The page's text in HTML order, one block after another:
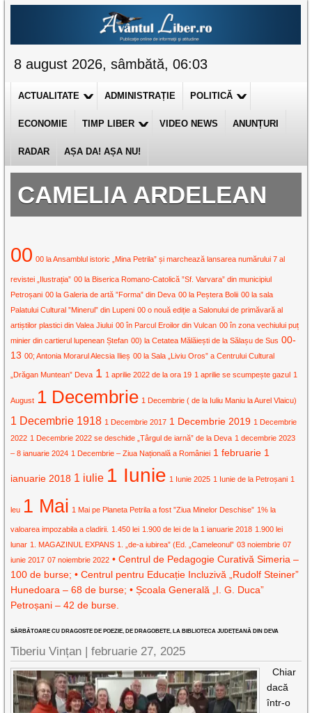
8 august 2026, sâmbătă, 06:03
ACTUALITATE ADMINISTRAȚIE POLITICĂ
ECONOMIE TIMP LIBER VIDEO NEWS ANUNȚURI
RADAR AȘA DA! AȘA NU!
CAMELIA ARDELEAN
00 00 la Ansamblul istoric „Mina Petrila” și marchează lansarea numărului 7 al
revistei „Ilustrația” 00 la Biserica Romano-Catolică ”Sf. Varvara” din municipiul
Petroșani 00 la Galeria de artă ”Forma” din Deva 00 la Peștera Bolii 00 la sala
Palatului Cultural ”Minerul” din Lupeni 00 o nouă ediție a Salonului de primăvară al
artiștilor plastici din Valea Jiului 00 în Parcul Eroilor din Vulcan 00 în zona vechiului puț
minier din cartierul lupenean Ștefan 00) la Cetatea Mălăiești de la Sălașu de Sus 00-
13 00; Antonia Morarul Alecsia Ilieș 00 la Sala „Liviu Oros” a Centrului Cultural
„Drăgan Muntean” Deva 1 1 aprilie 2022 de la ora 19 1 aprilie se scumpește gazul 1
August 1 Decembrie 1 Decembrie ( de la Iuliu Maniu la Aurel Vlaicu)
1 Decembrie 1918 1 Decembrie 2017 1 Decembrie 2019 1 Decembrie
2022 1 Decembrie 2022 se deschide „Târgul de iarnă” de la Deva 1 decembrie 2023
– 8 ianuarie 2024 1 Decembrie – Ziua Națională a României 1 februarie 1
ianuarie 2018 1 iulie 1 Iunie 1 Iunie 2025 1 Iunie de la Petroșani 1
leu 1 Mai 1 Mai pe Planeta Petrila a fost ”Ziua Minelor Deschise” 1% la
valoarea impozabila a cladirii. 1.450 lei 1.900 de lei de la 1 ianuarie 2018 1.900 lei
lunar 1. MAGAZINUL EXPANS 1. „de-a iubirea” (Ed. „Cameleonul” 03 noiembrie 07
iunie 2017 07 noiembrie 2022 • Centrul de Pedagogie Curativă Simeria –
100 de burse; • Centrul pentru Educație Incluzivă „Rudolf Steiner”
Hunedoara – 68 de burse; • Școala Generală „I. G. Duca”
Petroșani – 42 de burse.
SĂRBĂTOARE CU DRAGOSTE DE POEZIE, DE DRAGOBETE, LA BIBLIOTECA JUDEȚEANĂ DIN DEVA
Tiberiu Vințan |februarie 27, 2025
Chiar
dacă
într-o